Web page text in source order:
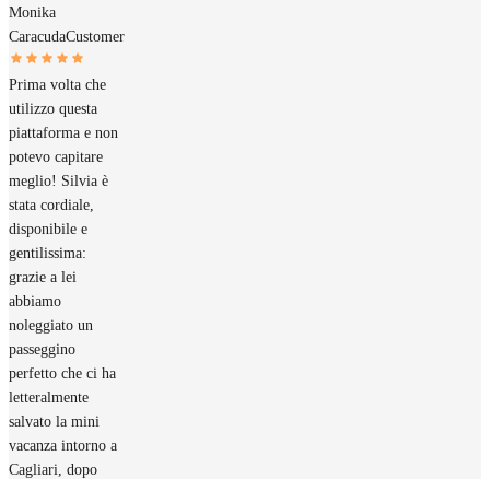
Monika
CaracudaCustomer
Prima volta che
utilizzo questa
piattaforma e non
potevo capitare
meglio! Silvia è
stata cordiale,
disponibile e
gentilissima:
grazie a lei
abbiamo
noleggiato un
passeggino
perfetto che ci ha
letteralmente
salvato la mini
vacanza intorno a
Cagliari, dopo